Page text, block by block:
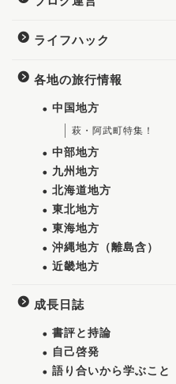
ライフハック
各地の旅行情報
中国地方
萩・阿武町特集！
中部地方
九州地方
北海道地方
東北地方
東海地方
沖縄地方（離島含）
近畿地方
成長日誌
書評と持論
自己啓発
語り合いから学ぶこと